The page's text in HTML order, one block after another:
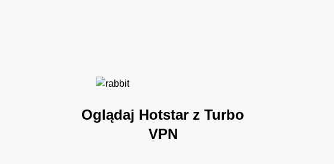
Oglądaj Hotstar z Turbo
VPN